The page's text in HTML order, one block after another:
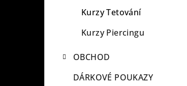
Kurzy Tetování
Kurzy Piercingu
OBCHOD
DÁRKOVÉ POUKAZY